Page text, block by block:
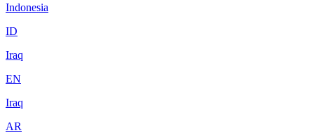
Indonesia
ID
Iraq
EN
Iraq
AR